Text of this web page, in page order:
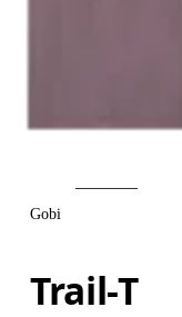
Gobi
Trail-T